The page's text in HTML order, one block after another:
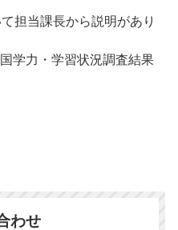
課長から説明があり
学習状況調査結果
わせ